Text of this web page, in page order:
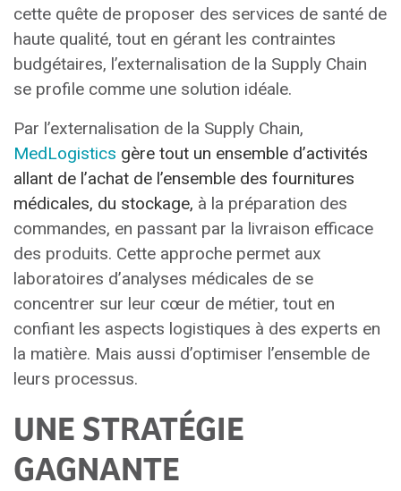
cette quête de proposer des services de santé de
haute qualité, tout en gérant les contraintes
budgétaires, l’externalisation de la Supply Chain
se profile comme une solution idéale.
Par l’externalisation de la Supply Chain,
MedLogistics gère tout un ensemble d’activités
allant de l’achat de l’ensemble des fournitures
médicales, du stockage, à la préparation des
commandes, en passant par la livraison efficace
des produits. Cette approche permet aux
laboratoires d’analyses médicales de se
concentrer sur leur cœur de métier, tout en
confiant les aspects logistiques à des experts en
la matière. Mais aussi d’optimiser l’ensemble de
leurs processus.
UNE STRATÉGIE
GAGNANTE